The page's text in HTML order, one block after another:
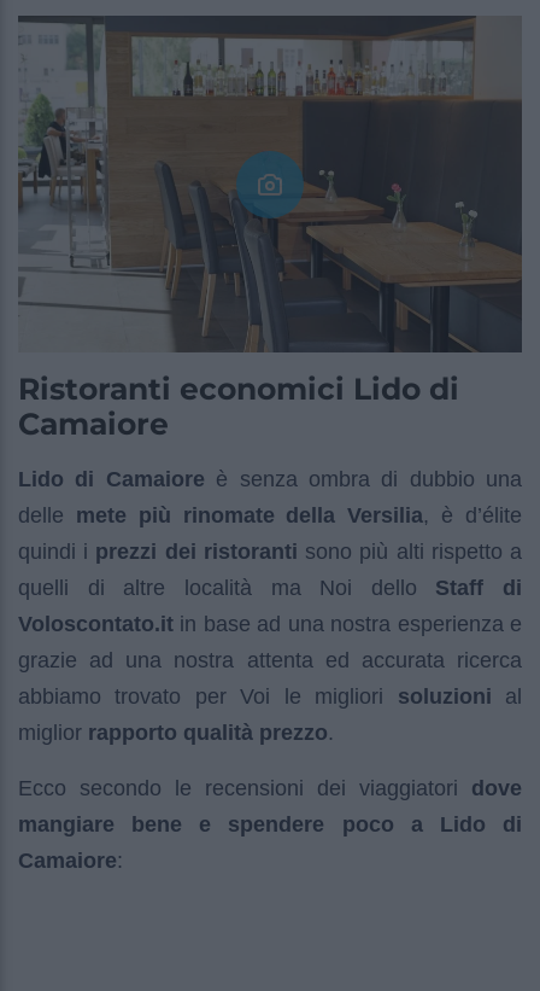
Ristoranti economici Lido di
Camaiore
Lido di Camaiore è senza ombra di dubbio una
delle mete più rinomate della Versilia, è d’élite
quindi i prezzi dei ristoranti sono più alti rispetto a
quelli di altre località ma Noi dello Staff di
Voloscontato.it in base ad una nostra esperienza e
grazie ad una nostra attenta ed accurata ricerca
abbiamo trovato per Voi le migliori soluzioni al
miglior rapporto qualità prezzo.
Ecco secondo le recensioni dei viaggiatori dove
mangiare bene e spendere poco a Lido di
Camaiore: